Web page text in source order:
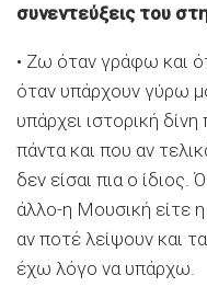
συνεντεύξεις του
• Ζω όταν γράφω και
όταν υπάρχουν γύρω
υπάρχει ιστορική
πάντα και που αν
δεν είσαι πια ο
άλλο-η Μουσική είτε η
αν ποτέ λείψουν και
έχω λόγο να υπάρχω.